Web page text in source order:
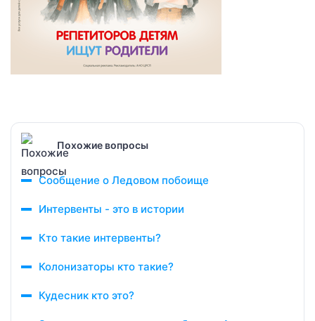
Похожие вопросы
Сообщение о Ледовом побоище
Интервенты - это в истории
Кто такие интервенты?
Колонизаторы кто такие?
Кудесник кто это?